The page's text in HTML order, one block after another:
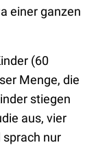
einer ganzen
(60
Menge, die
stiegen
aus, vier
sprach nur